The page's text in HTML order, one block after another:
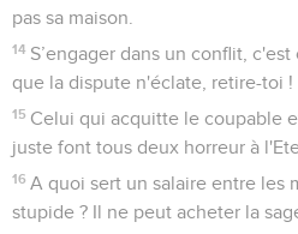
pas sa maison.
14 S’engager dans un conflit,
que la dispute n'éclate, retire-toi !
15 Celui qui acquitte le coupable
juste font tous deux horreur à
16 A quoi sert un salaire entre les
stupide ? Il ne peut acheter la